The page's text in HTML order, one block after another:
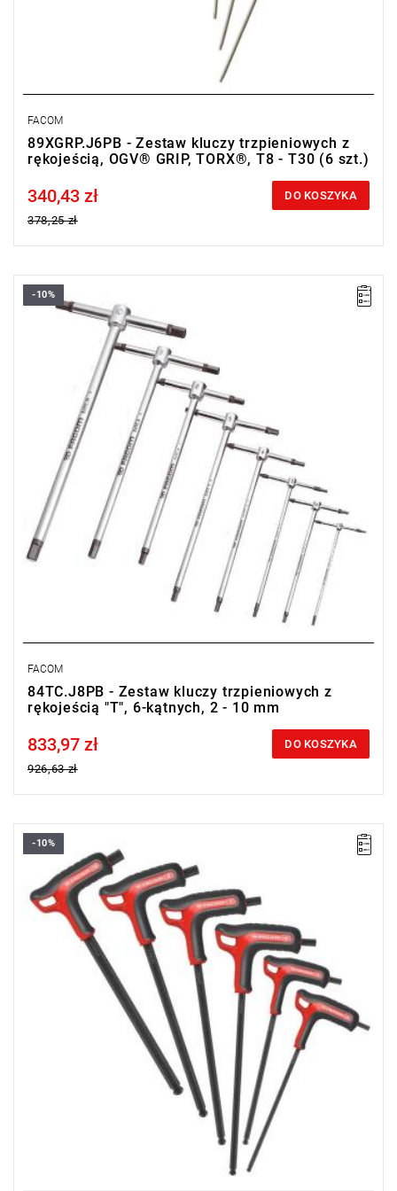
FACOM
89XGRP.J6PB - Zestaw kluczy trzpieniowych z
rękojeścią, OGV® GRIP, TORX®, T8 - T30 (6 szt.)
Price tax included
340,43 zł
378,25 zł
DO KOSZYKA
• Zakres zestawu: 2 - 10 mm
• Ilość elementów w zestawie: 8
- klucze trzpieniowe z rękojeścią "T", 6-kątne: 2 - 2,5 - 3 - 4 - 5 - 6
- 8 - 10 mm
-10%
FACOM
84TC.J8PB - Zestaw kluczy trzpieniowych z
rękojeścią "T", 6-kątnych, 2 - 10 mm
Price tax included
833,97 zł
926,63 zł
DO KOSZYKA
UWAGA: Produkt wycofany ze sprzedaży przez producenta. Brak
sugerowanych zamienników.
• Zakres zestawu: 4 / 5 / 6 / 7 / 8 / 10 mm
• Ilość elementów: 6
• Zawartość zestawu: 84TZSA.4 - 84TZSA.5 - 84TZSA.6
84TZSA.7 - 84TZSA.8 - 84TZSA.10.
-10%